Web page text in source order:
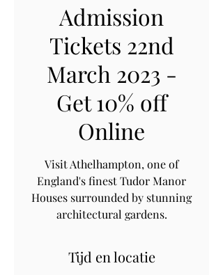
Admission
Tickets 22nd
March 2023 -
Get 10% off
Online
Visit Athelhampton, one of
England's finest Tudor Manor
Houses surrounded by stunning
architectural gardens.
Tijd en locatie